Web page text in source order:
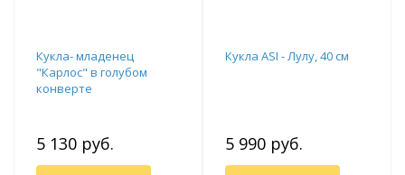
Кукла- младенец
"Карлос" в голубом
конверте
5 130 руб.
Кукла ASI - Лулу, 40 см
5 990 руб.